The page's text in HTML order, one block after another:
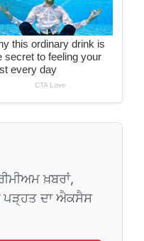
ਖ਼ਬਰਾਂ,
ਪੜ੍ਹਤ ਦਾ ਐਕਸੈਸ